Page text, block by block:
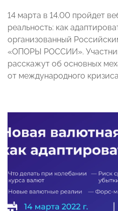
14 марта в 14.00 пройдет
реальность: как
организованный
«ОПОРЫ РОССИИ».
расскажут об основных
от международного